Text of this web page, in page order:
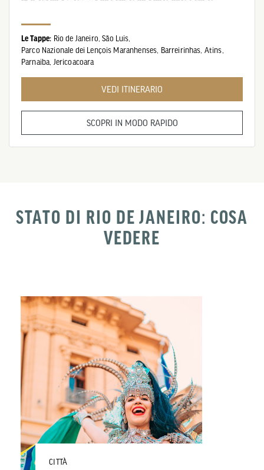
Le Tappe: Rio de Janeiro, São Luis,
Parco Nazionale dei Lençois Maranhenses,
Barreirinhas, Atins,
Parnaiba, Jericoacoara
VEDI ITINERARIO
SCOPRI IN MODO RAPIDO
STATO DI RIO DE JANEIRO: COSA
VEDERE
CITTÀ